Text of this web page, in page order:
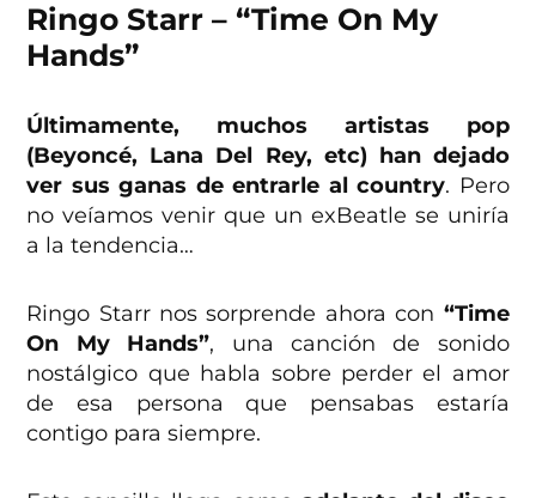
Ringo Starr – “Time On My
Hands”
Últimamente, muchos artistas pop
(Beyoncé, Lana Del Rey, etc) han dejado
ver sus ganas de entrarle al country. Pero
no veíamos venir que un exBeatle se uniría
a la tendencia…
Ringo Starr nos sorprende ahora con “Time
On My Hands”, una canción de sonido
nostálgico que habla sobre perder el amor
de esa persona que pensabas estaría
contigo para siempre.